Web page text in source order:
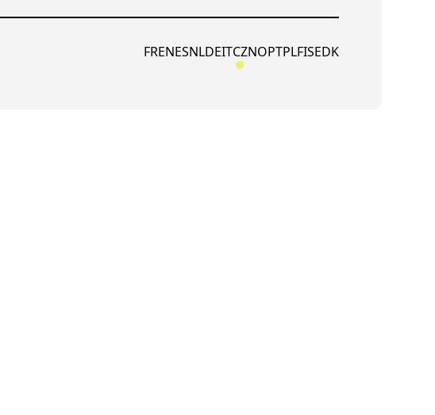
FRENESNLDEITCZNOPTPLFISEDK